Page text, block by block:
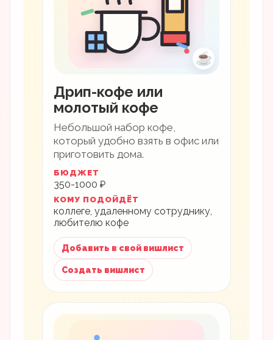
☕
Дрип-кофе или
молотый кофе
Небольшой набор кофе,
который удобно взять в офис или
приготовить дома.
БЮДЖЕТ
350-1000 ₽
КОМУ ПОДОЙДЁТ
коллеге, удаленному сотруднику,
любителю кофе
Добавить в свой вишлист
Создать вишлист